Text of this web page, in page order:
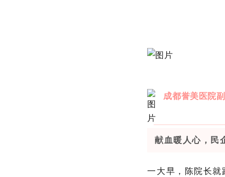
成都誉美医院
献血暖人心，民
一大早，陈院长